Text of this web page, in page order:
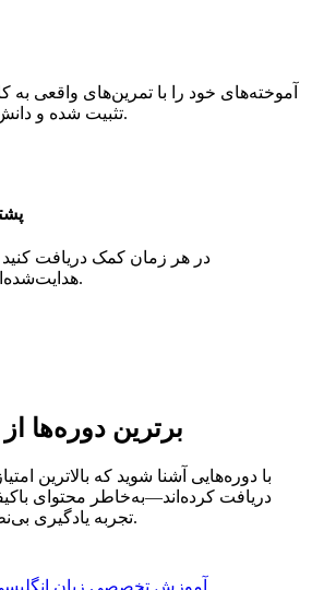
آموخته‌های خود را با تمرین‌های واقعی به
تثبیت شده و دانش عملی‌تان عمیق‌تر شود.
در هر زمان کمک دریافت کنید
هدایت‌شده‌ای برای همه فراهم شود.
برترین دوره‌ها
با دوره‌هایی آشنا شوید که بالاترین
دریافت کرده‌اند—به‌خاطر محتوای
تجربه یادگیری بی‌نظیر در موضوعات متنوع.